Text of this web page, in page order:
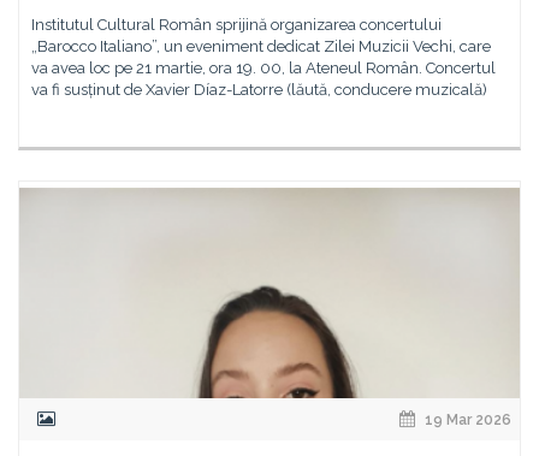
Institutul Cultural Român sprijină organizarea concertului
„Barocco Italiano”, un eveniment dedicat Zilei Muzicii Vechi, care
va avea loc pe 21 martie, ora 19. 00, la Ateneul Român. Concertul
va fi susținut de Xavier Díaz-Latorre (lăută, conducere muzicală)
19 Mar 2026